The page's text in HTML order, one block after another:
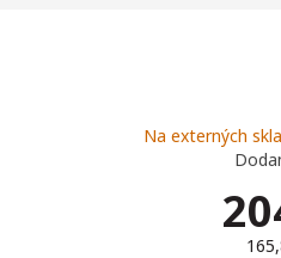
Na externých